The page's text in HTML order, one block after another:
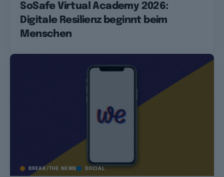
SoSafe Virtual Academy 2026:
Digitale Resilienz beginnt beim
Menschen
BREAK/THE NEWS SOCIAL